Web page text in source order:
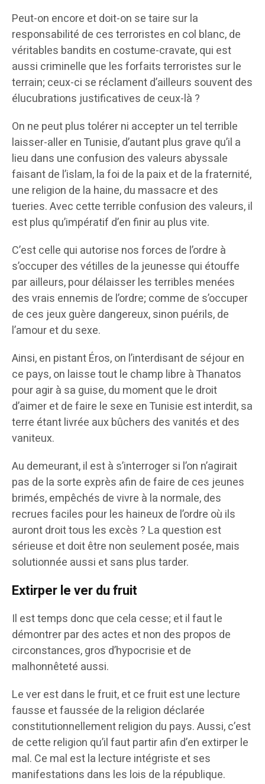
Peut-on encore et doit-on se taire sur la
responsabilité de ces terroristes en col blanc, de
véritables bandits en costume-cravate, qui est
aussi criminelle que les forfaits terroristes sur le
terrain; ceux-ci se réclament d’ailleurs souvent des
élucubrations justificatives de ceux-là ?
On ne peut plus tolérer ni accepter un tel terrible
laisser-aller en Tunisie, d’autant plus grave qu’il a
lieu dans une confusion des valeurs abyssale
faisant de l’islam, la foi de la paix et de la fraternité,
une religion de la haine, du massacre et des
tueries. Avec cette terrible confusion des valeurs, il
est plus qu’impératif d’en finir au plus vite.
C’est celle qui autorise nos forces de l’ordre à
s’occuper des vétilles de la jeunesse qui étouffe
par ailleurs, pour délaisser les terribles menées
des vrais ennemis de l’ordre; comme de s’occuper
de ces jeux guère dangereux, sinon puérils, de
l’amour et du sexe.
Ainsi, en pistant Éros, on l’interdisant de séjour en
ce pays, on laisse tout le champ libre à Thanatos
pour agir à sa guise, du moment que le droit
d’aimer et de faire le sexe en Tunisie est interdit, sa
terre étant livrée aux bûchers des vanités et des
vaniteux.
Au demeurant, il est à s’interroger si l’on n’agirait
pas de la sorte exprès afin de faire de ces jeunes
brimés, empêchés de vivre à la normale, des
recrues faciles pour les haineux de l’ordre où ils
auront droit tous les excès ? La question est
sérieuse et doit être non seulement posée, mais
solutionnée aussi et sans plus tarder.
Extirper le ver du fruit
Il est temps donc que cela cesse; et il faut le
démontrer par des actes et non des propos de
circonstances, gros d’hypocrisie et de
malhonnêteté aussi.
Le ver est dans le fruit, et ce fruit est une lecture
fausse et faussée de la religion déclarée
constitutionnellement religion du pays. Aussi, c’est
de cette religion qu’il faut partir afin d’en extirper le
mal. Ce mal est la lecture intégriste et ses
manifestations dans les lois de la république.